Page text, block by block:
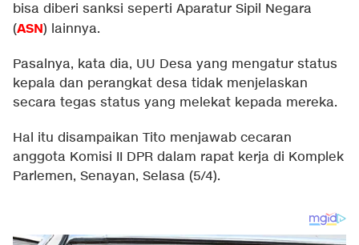
bisa diberi sanksi seperti Aparatur Sipil Negara
(ASN) lainnya.
Pasalnya, kata dia, UU Desa yang mengatur status
kepala dan perangkat desa tidak menjelaskan
secara tegas status yang melekat kepada mereka.
Hal itu disampaikan Tito menjawab cecaran
anggota Komisi II DPR dalam rapat kerja di Komplek
Parlemen, Senayan, Selasa (5/4).